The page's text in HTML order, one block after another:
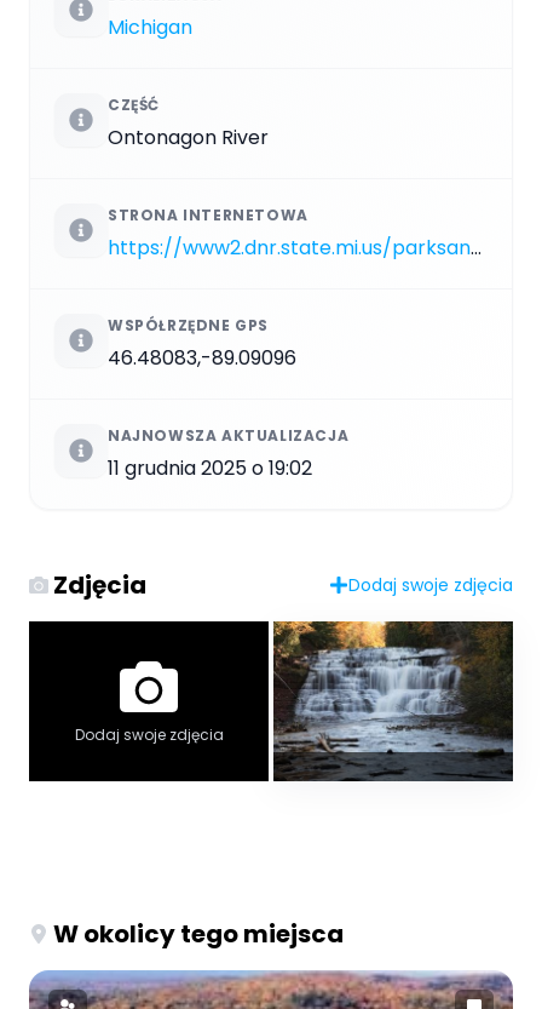
Michigan
CZĘŚĆ
Ontonagon River
STRONA INTERNETOWA
https://www2.dnr.state.mi.us/parksandtrails/details.aspx?id=413&type=SPRK
WSPÓŁRZĘDNE GPS
46.48083,-89.09096
NAJNOWSZA AKTUALIZACJA
11 grudnia 2025 o 19:02
Zdjęcia Dodaj swoje zdjęcia
Dodaj swoje zdjęcia
W okolicy tego miejsca